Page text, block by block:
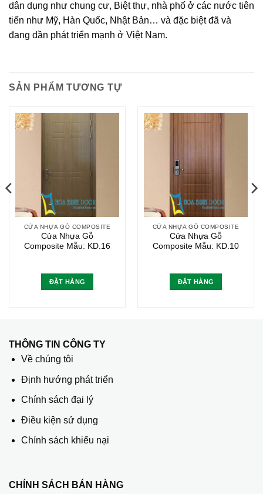
dân dụng như chung cư, Biệt thự, nhà phố ở các nước tiên
tiến như Mỹ, Hàn Quốc, Nhật Bản… và đặc biệt đã và
đang dần phát triển mạnh ở Việt Nam.
SẢN PHẨM TƯƠNG TỰ
CỬA NHỰA GỖ COMPOSITE
Cửa Nhựa Gỗ
Composite Mẫu: KD.16
ĐẶT HÀNG
CỬA NHỰA GỖ COMPOSITE
Cửa Nhựa Gỗ
Composite Mẫu: KD.10
ĐẶT HÀNG
THÔNG TIN CÔNG TY
Về chúng tôi
Định hướng phát triển
Chính sách đại lý
Điều kiện sử dụng
Chính sách khiếu nại
CHÍNH SÁCH BÁN HÀNG